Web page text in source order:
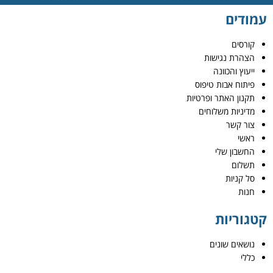
עמודים
קורסים
הצהרת נגישות
ייעוץ והכוונה
פיתוח אבות טיפוס
תקנון האתר ופרטיות
מדיניות משלוחים
צור קשר
ראשי
החשבון שלי
תשלום
סל קניות
חנות
קטגוריות
נושאים שונים
כללי